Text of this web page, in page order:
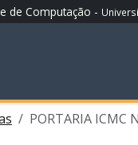
de Computação -
PORTARIA ICMC